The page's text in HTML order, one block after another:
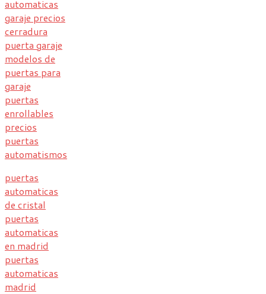
automaticas
garaje precios
cerradura
puerta garaje
modelos de
puertas para
garaje
puertas
enrollables
precios
puertas
automatismos
puertas
automaticas
de cristal
puertas
automaticas
en madrid
puertas
automaticas
madrid